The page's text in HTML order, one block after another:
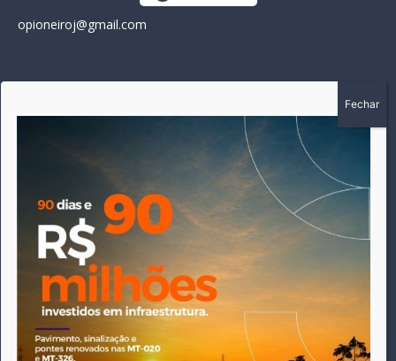
opioneiroj@gmail.com
A história do Pioneiro inicia em fevereiro de 2005 em
Canarana - MT, na época, como um jornal impresso semanal,
que chegou a possuir mil assinantes. Durante 15 anos, foram
publicadas 691 edições que narraram os acontecimentos
políticos, policiais e cotidianos de Canarana e região. Fiel a sua
origem, pautado sempre pela busca incessante da
imparcialidade, faz jus a sua logo, com o característico "avião
da praça" de Canarana, sendo o símbolo do
comprometimento deste veículo de comunicação com o
relato dos fatos neste município. Em 06 de dezembro de 2019
circulou a última edição impressa do jornal, que desde então
tem veiculação exclusivamente online.